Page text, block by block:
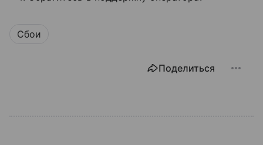
Сбои
Поделиться